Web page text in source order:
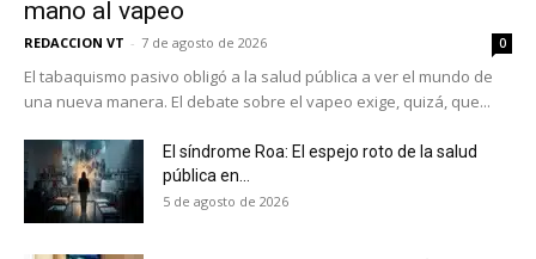
mano al vapeo
REDACCION VT - 7 de agosto de 2026 0
El tabaquismo pasivo obligó a la salud pública a ver el mundo de
una nueva manera. El debate sobre el vapeo exige, quizá, que...
El síndrome Roa: El espejo roto de la salud
pública en...
5 de agosto de 2026